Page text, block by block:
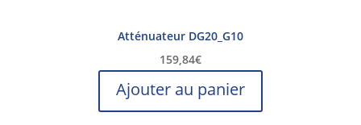
Atténuateur DG20_G10
159,84€
Ajouter au panier